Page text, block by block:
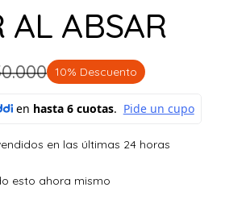
AL ABSAR
10% Descuento
en las últimas 24 horas
esto ahora mismo